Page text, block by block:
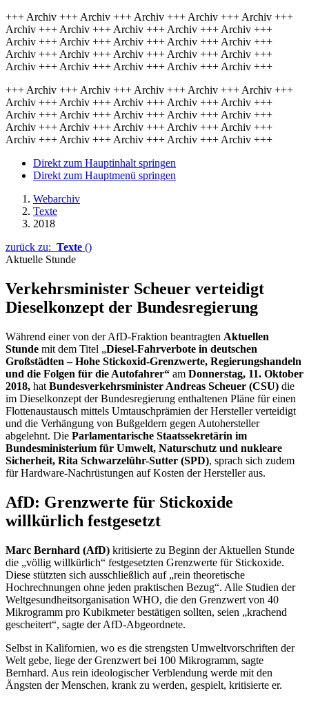
+++ Archiv +++ Archiv +++ Archiv +++ Archiv +++ Archiv +++
Archiv +++ Archiv +++ Archiv +++ Archiv +++ Archiv +++
Archiv +++ Archiv +++ Archiv +++ Archiv +++ Archiv +++
Archiv +++ Archiv +++ Archiv +++ Archiv +++ Archiv +++
Archiv +++ Archiv +++ Archiv +++ Archiv +++ Archiv +++
+++ Archiv +++ Archiv +++ Archiv +++ Archiv +++ Archiv +++
Archiv +++ Archiv +++ Archiv +++ Archiv +++ Archiv +++
Archiv +++ Archiv +++ Archiv +++ Archiv +++ Archiv +++
Archiv +++ Archiv +++ Archiv +++ Archiv +++ Archiv +++
Archiv +++ Archiv +++ Archiv +++ Archiv +++ Archiv +++
Direkt zum Hauptinhalt springen
Direkt zum Hauptmenü springen
Webarchiv
Texte
2018
zurück zu: Texte ()
Aktuelle Stunde
Verkehrs­minister Scheuer verteidigt
Diesel­konzept der Bundes­regierung
Während einer von der AfD-Fraktion beantragten Aktuellen
Stunde mit dem Titel „Diesel-Fahrverbote in deutschen
Großstädten – Hohe Stickoxid-Grenzwerte, Regierungshandeln
und die Folgen für die Autofahrer“ am Donnerstag, 11. Oktober
2018, hat Bundesverkehrsminister Andreas Scheuer (CSU) die
im Dieselkonzept der Bundesregierung enthaltenen Pläne für einen
Flottenaustausch mittels Umtauschprämien der Hersteller verteidigt
und die Verhängung von Bußgeldern gegen Autohersteller
abgelehnt. Die Parlamentarische Staatssekretärin im
Bundesministerium für Umwelt, Naturschutz und nukleare
Sicherheit, Rita Schwarzelühr-Sutter (SPD), sprach sich zudem
fürHardware-Nachrüstungen auf Kosten der Hersteller aus.
AfD: Grenzwerte für Stickoxide
willkürlich festgesetzt
Marc Bernhard (AfD) kritisierte zu Beginn der Aktuellen Stunde
die „völlig willkürlich“ festgesetzten Grenzwerte für Stickoxide.
Diese stützten sich ausschließlich auf „rein theoretische
Hochrechnungen ohne jeden praktischen Bezug“. Alle Studien der
Weltgesundheitsorganisation WHO, die den Grenzwert von 40
Mikrogramm pro Kubikmeter bestätigen sollten, seien „krachend
gescheitert“, sagte der AfD-Abgeordnete.
Selbst in Kalifornien, wo es die strengsten Umweltvorschriften der
Welt gebe, liege der Grenzwert bei 100 Mikrogramm, sagte
Bernhard. Aus rein ideologischer Verblendung werde mit den
Ängsten der Menschen, krank zu werden, gespielt, kritisierte er.